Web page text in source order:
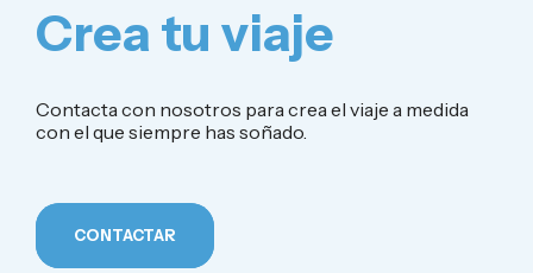
Crea tu viaje
Contacta con nosotros para crea el viaje a medida
con el que siempre has soñado.
CONTACTAR